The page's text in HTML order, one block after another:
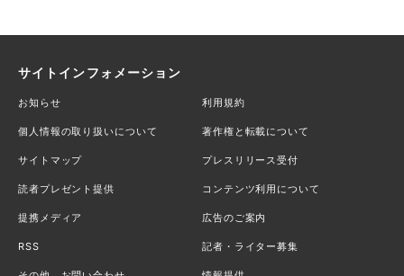
サイトインフォメーション
お知らせ 利用規約
個人情報の取り扱いについて 著作権と転載について
サイトマップ プレスリリース受付
読者プレゼント提供 コンテンツ利用について
提携メディア 広告のご案内
RSS 記者・ライター募集